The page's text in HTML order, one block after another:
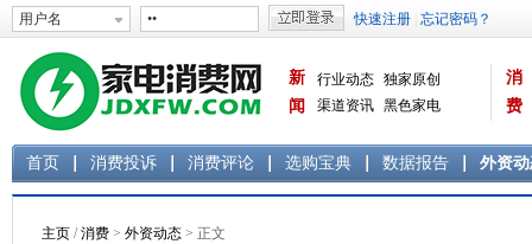
新
闻
行业动态 独家原创
渠道资讯 黑色家电
消
费
首页 消费投诉 消费评论 选购宝典 数据报告 外资
主页 /消费 > 外资动态 > 正文